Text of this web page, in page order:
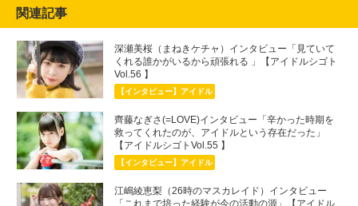
関連記事
深瀬美桜（まねきケチャ）インタビュー「見ていて
くれる誰かがいるから頑張れる 」【アイドルシゴト
Vol.56 】
【インタビュー】アイドル
齊藤なぎさ(=LOVE)インタビュー「辛かった時期を
救ってくれたのが、アイドルという存在だった」
【アイドルシゴトVol.55 】
【インタビュー】アイドル
江嶋綾恵梨（26時のマスカレイド）インタビュー
「これまで培った経験が今の活動の源」【アイドル